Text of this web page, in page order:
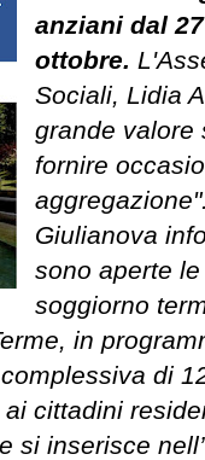
anziani dal
ottobre.
Sociali, Lidia
grande valore
fornire
Giulianova
sono aperte
soggiorno
in
di
ai cittadini
si inserisce